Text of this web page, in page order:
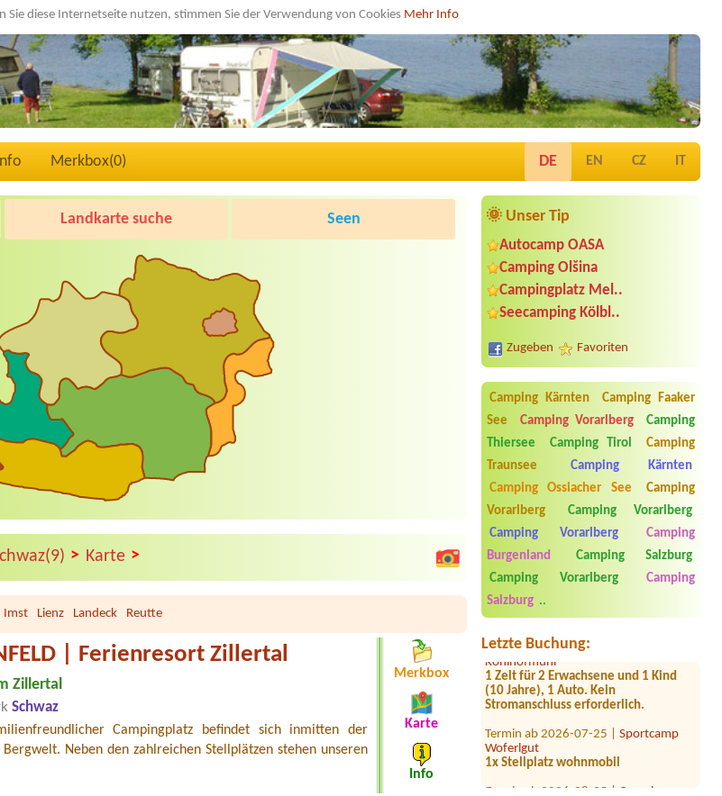
Sie diese Internetseite nutzen, stimmen Sie der Verwendung von Cookies Mehr Info
Merkbox(0) DE EN CZ IT
🌞 Unser Tip
Autocamp OASA
Camping Olšina
Campingplatz Mel..
Seecamping Kölbl..
Zugeben Favoriten
Camping Kärnten
Camping Faaker
See
Camping Vorarlberg
Camping
Thiersee
Camping Tirol
Camping
Traunsee
Camping Kärnten
Camping Ossiacher See
Camping
Vorarlberg
Camping Vorarlberg
Camping Vorarlberg
Camping
Burgenland
Camping Salzburg
Camping Vorarlberg
Camping
Salzburg ..
Letzte Buchung:
Termin ab 2026-08-13 |
Murinsel
1000
Termin ab 2026-08-11 | Camping
1x tent place for 2 persons
Termin ab 2026-08-08 |
Kohlhofmühl
1 Zelt für 2 Erwachsene und 1 Kind
(10 Jahre), 1 Auto. Kein
Stromanschluss erforderlich.
Woferlgut
1x Stellplatz wohnmobil
Landkarte suche Seen
> Karte >
Imst Lienz Landeck Reutte
| Ferienresort Zillertal
Zillertal
Schwaz
Campingplatz befindet sich inmitten der
Neben den zahlreichen Stellplätzen stehen unseren
Merkbox
Karte
Info